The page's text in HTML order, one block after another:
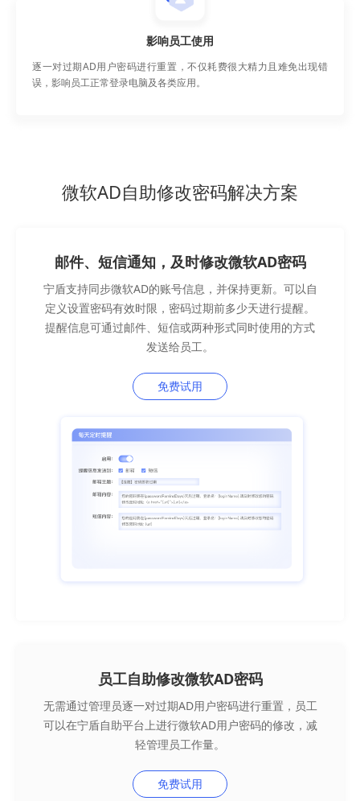
影响员工使用
逐一对过期AD用户密码进行重置，不仅耗费很大精力且难免出现错
误，影响员工正常登录电脑及各类应用。
微软AD自助修改密码解决方案
邮件、短信通知，及时修改微软AD密码
宁盾支持同步微软AD的账号信息，并保持更新。可以自
定义设置密码有效时限，密码过期前多少天进行提醒。
提醒信息可通过邮件、短信或两种形式同时使用的方式
发送给员工。
免费试用
员工自助修改微软AD密码
无需通过管理员逐一对过期AD用户密码进行重置，员工
可以在宁盾自助平台上进行微软AD用户密码的修改，减
轻管理员工作量。
免费试用